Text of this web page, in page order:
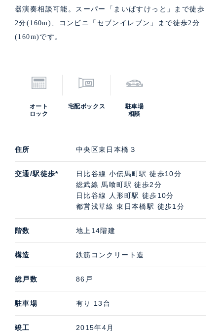
器演奏相談可能。スーパー「まいばすけっと」まで徒歩
2分(160m)、コンビニ「セブンイレブン」まで徒歩2分
(160m)です。
オート
ロック
宅配ボックス
駐車場
相談
住所 中央区東日本橋３
交通/駅徒歩*
日比谷線 小伝馬町駅 徒歩10分
総武線 馬喰町駅 徒歩2分
日比谷線 人形町駅 徒歩10分
都営浅草線 東日本橋駅 徒歩1分
階数 地上14階建
構造 鉄筋コンクリート造
総戸数 86戸
駐車場 有り 13台
竣工 2015年4月